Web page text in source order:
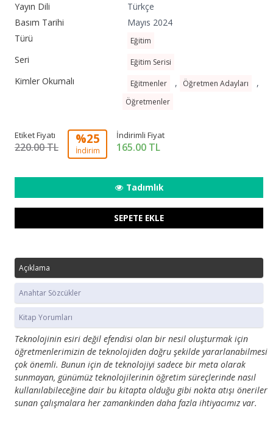
Yayın Dili
Türkçe
Basım Tarihi
Mayıs 2024
Türü
Eğitim
Seri Eğitim Serisi
Kimler Okumalı Eğitmenler , Öğretmen Adayları ,
Öğretmenler
Etiket Fiyatı
220.00 TL
%25
İndirim
İndirimli Fiyat
165.00 TL
Tadımlık
SEPETE EKLE
Açıklama
Anahtar Sözcükler
Kitap Yorumları
Teknolojinin esiri değil efendisi olan bir nesil oluşturmak için
öğretmenlerimizin de teknolojiden doğru şekilde ya­rarlanabilmesi
çok önemli. Bunun için de teknolojiyi sa­dece bir meta olarak
sunmayan, günümüz teknolojileri­nin öğretim süreçlerinde nasıl
kullanılabileceğine dair bu kitapta olduğu gibi nokta atışı öneriler
sunan çalışmalara her zamankinden daha fazla ihtiyacımız var.